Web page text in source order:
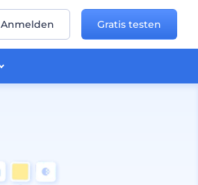
Anmelden Gratis testen